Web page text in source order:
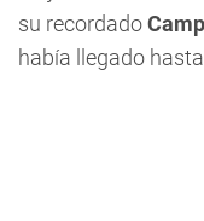
su recordado
había llegado